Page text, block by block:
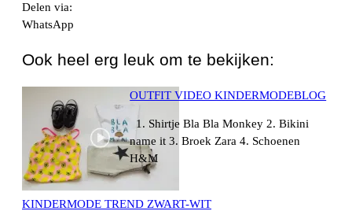
Delen via:
WhatsApp
Ook heel erg leuk om te bekijken:
OUTFIT VIDEO KINDERMODEBLOG
1. Shirtje Bla Bla Monkey 2. Bikini
name it 3. Broek Zara 4. Schoenen
H&M
KINDERMODE TREND ZWART-WIT